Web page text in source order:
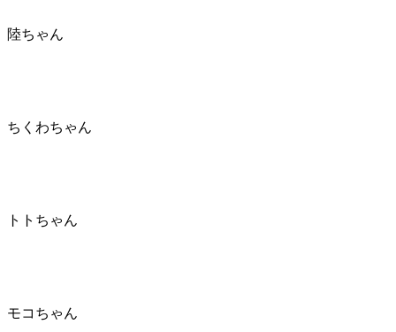
津
｜
ト
ロ
陸ちゃん
ちくわちゃん
トトちゃん
モコちゃん